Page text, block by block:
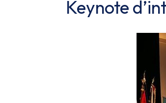
Keynote